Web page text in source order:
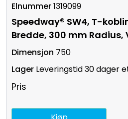
1319099
Speedway® SW4, T-
Bredde, 300 mm
750
Leveringstid 30 dager
Pris